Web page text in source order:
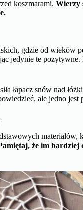
koszmarami.Wierzy
gdzie od wieków
jedynie te
łapacz snów nad
ale jedno jest
materiałów,
że im bardziej